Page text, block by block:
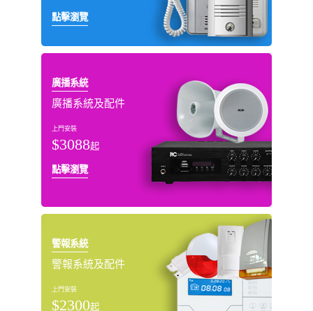
點擊瀏覽
廣播系統
廣播系統及配件
上門安裝
$3088起
點擊瀏覽
警報系統
警報系統及配件
上門安裝
$2300起